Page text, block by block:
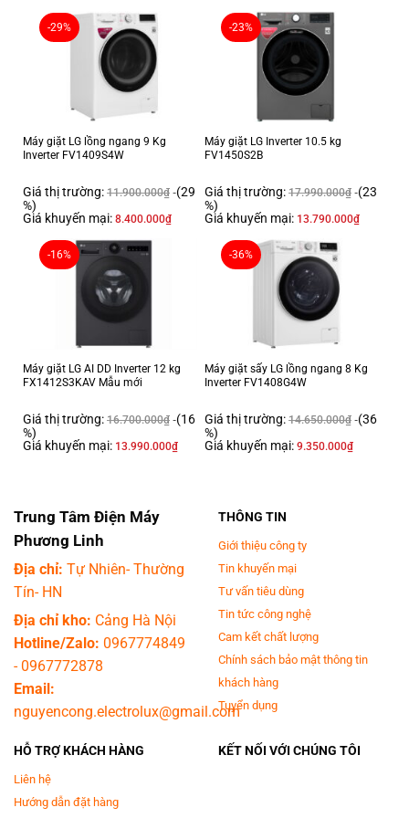
*Hình ảnh chỉ mang tính chất minh họa
Công nghệ sấy đảo chiều - Giảm nhăn 32% so với
phơi treo thông thường
chiều kim đồng hồ nhằm giúp quần áo sấy đều hơn, mau khô hơn, ngăn
tình trạng quần áo xoắn rối,
giảm 32% độ nhăn
không cần giành thêm nhiều thời gian để ủi lại quần áo.
*Hình ảnh chỉ mang tính chất minh họa
điện lên đến 50%
Công nghệ Heat Pump sử dụng máy nén để tạo ra luồng khí giúp sấy khô
quần áo nhanh chóng, không làm phai màu quần áo và gây hư hại cho
sợi vải khi sấy ở nhiệt độ cao. Ngoài ra, công nghệ Heat Pump còn có
khả năng
tiết kiệm 50% điện năng tiêu thụ.
-29%
Máy giặt LG lồng ngang 9 Kg
Inverter FV1409S4W
Giá thị trường: 11.900.000₫ (29
%)
Giá khuyến mại: 8.400.000₫
-23%
Máy giặt LG Inverter 10.5 kg
FV1450S2B
Giá thị trường: 17.990.000₫ (23
%)
Giá khuyến mại: 13.790.000₫
-16%
Máy giặt LG AI DD Inverter 12 kg
FX1412S3KAV Mẫu mới
Giá thị trường: 16.700.000₫ (16
%)
Giá khuyến mại: 13.990.000₫
-36%
Máy giặt sấy LG lồng ngang 8 Kg
Inverter FV1408G4W
Giá thị trường: 14.650.000₫ (36
%)
Giá khuyến mại: 9.350.000₫
Trung Tâm Điện Máy
Phương Linh
Địa chỉ: Tự Nhiên- Thường
Tín- HN
Địa chỉ kho: Cảng Hà Nội
Hotline/Zalo: 0967774849
-0967772878
Email:
nguyencong.electrolux@gmail.com
THÔNG TIN
Giới thiệu công ty
Tin khuyến mại
Tư vấn tiêu dùng
Tin tức công nghệ
Cam kết chất lượng
Chính sách bảo mật thông tin
khách hàng
Tuyển dụng
HỖ TRỢ KHÁCH HÀNG
Liên hệ
Hướng dẫn đặt hàng
KẾT NỐI VỚI CHÚNG TÔI